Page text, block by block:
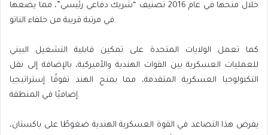
خلال منحها في عام 2016 تصنيف “شريك دفاعي رئيسي”، مما يضعها
في مرتبة قريبة من حلفاء الناتو.
كما تعمل الولايات المتحدة على تمكين قابلية التشغيل البيني
للعمليات العسكرية بين القوات الهندية والأميركية، بالإضافة إلى نقل
التكنولوجيا العسكرية المتقدمة، مما يمنح الهند تفوقًا إستراتيجيا
إضافيًا في المنطقة.
يفرض هذا التصاعد في القوة العسكرية الهندية ضغوطًا على باكستان،